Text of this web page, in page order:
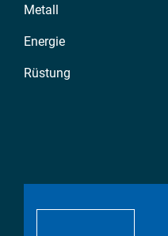
Metall
Energie
Rüstung